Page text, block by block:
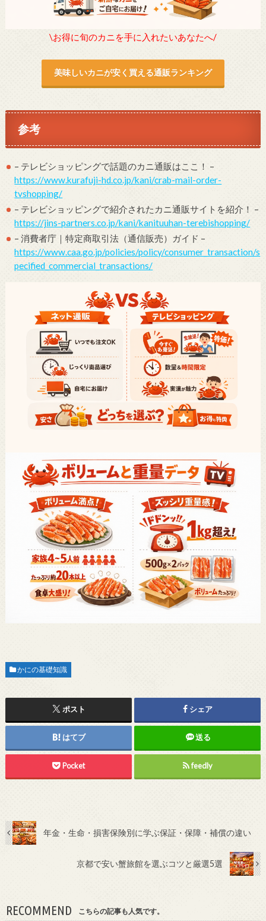
\お得に旬のカニを手に入れたいあなたへ/
美味しいカニが安く買える通販ランキング
参考
– テレビショッピングで話題のカニ通販はここ！ –
https://www.kurafuji-hd.co.jp/kani/crab-mail-order-
tvshopping/
– テレビショッピングで紹介されたカニ通販サイトを紹介！ –
https://jins-partners.co.jp/kani/kanituuhan-terebishopping/
– 消費者庁｜特定商取引法（通信販売）ガイド –
https://www.caa.go.jp/policies/policy/consumer_transaction/s
pecified_commercial_transactions/
かにの基礎知識
ポスト シェア
はてブ 送る
Pocket feedly
年金・生命・損害保険別に学ぶ保証・保障・補償の違い
京都で安い蟹旅館を選ぶコツと厳選5選
RECOMMEND こちらの記事も人気です。